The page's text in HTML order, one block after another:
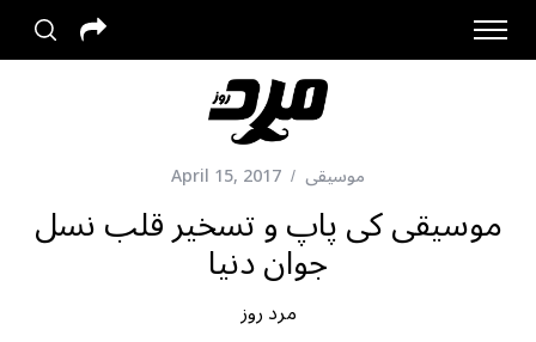
موسیقی April 15, 2017
موسیقی کی پاپ و تسخیر قلب نسل
جوان دنیا
مرد روز